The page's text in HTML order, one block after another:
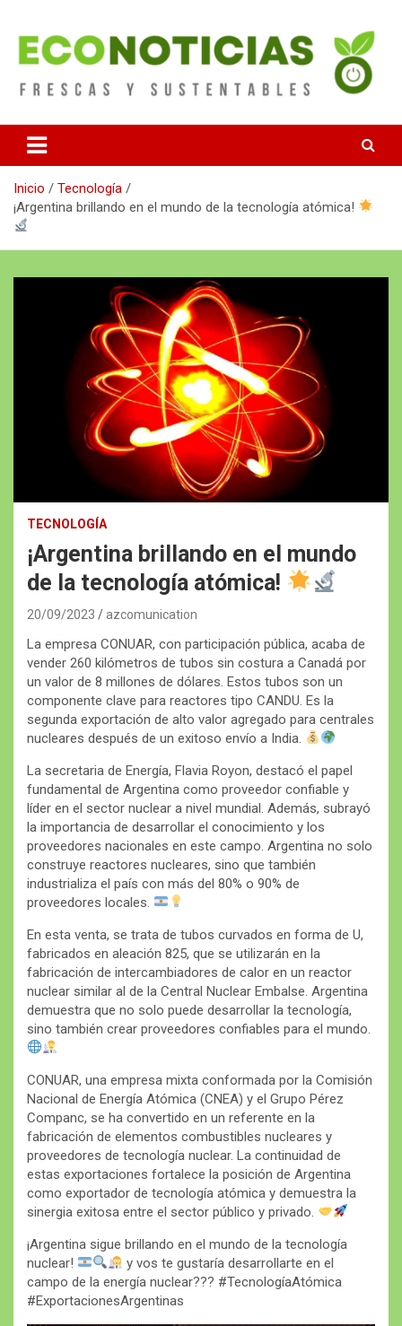
contenido
Econoticias
Inicio
Tecnología
¡Argentina brillando en el mundo de la tecnología atómica!
TECNOLOGÍA
¡Argentina brillando en el mundo
de la tecnología atómica!
20/09/2023 azcomunication
La empresa CONUAR, con participación pública, acaba de
vender 260 kilómetros de tubos sin costura a Canadá por
un valor de 8 millones de dólares. Estos tubos son un
componente clave para reactores tipo CANDU. Es la
segunda exportación de alto valor agregado para centrales
nucleares después de un exitoso envío a India.
La secretaria de Energía, Flavia Royon, destacó el papel
fundamental de Argentina como proveedor confiable y
líder en el sector nuclear a nivel mundial. Además, subrayó
la importancia de desarrollar el conocimiento y los
proveedores nacionales en este campo. Argentina no solo
construye reactores nucleares, sino que también
industrializa el país con más del 80% o 90% de
proveedores locales.
En esta venta, se trata de tubos curvados en forma de U,
fabricados en aleación 825, que se utilizarán en la
fabricación de intercambiadores de calor en un reactor
nuclear similar al de la Central Nuclear Embalse. Argentina
demuestra que no solo puede desarrollar la tecnología,
sino también crear proveedores confiables para el mundo.
CONUAR, una empresa mixta conformada por la Comisión
Nacional de Energía Atómica (CNEA) y el Grupo Pérez
Companc, se ha convertido en un referente en la
fabricación de elementos combustibles nucleares y
proveedores de tecnología nuclear. La continuidad de
estas exportaciones fortalece la posición de Argentina
como exportador de tecnología atómica y demuestra la
sinergia exitosa entre el sector público y privado.
¡Argentina sigue brillando en el mundo de la tecnología
nuclear!
y vos te gustaría desarrollarte en el
campo de la energía nuclear??? #TecnologíaAtómica
#ExportacionesArgentinas